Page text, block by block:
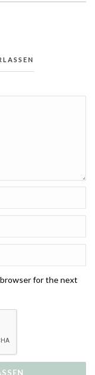
browser for the next